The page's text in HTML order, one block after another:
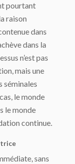
pourtant
raison
dans
dans la
n’est pas
mais une
séminales
le monde
le monde
continue.
sans